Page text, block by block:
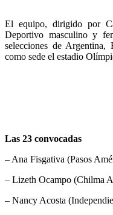
El equipo, dirigido por
Deportivo masculino y
selecciones de
como sede el estadio
Las 23 convocadas
– Ana Fisgativa (Pasos
– Lizeth Ocampo (Chilma
– Nancy Acosta